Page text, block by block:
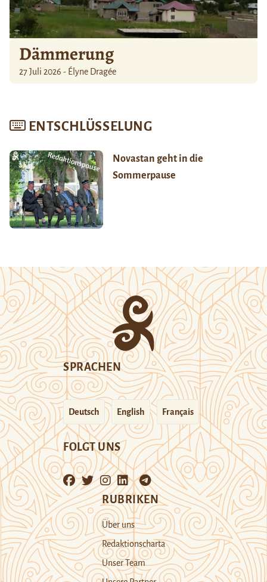
Dämmerung
27 Juli 2026 - Élyne Dragée
ENTSCHLÜSSELUNG
Novastan geht in die
Sommerpause
SPRACHEN
Deutsch English Français
FOLGT UNS
RUBRIKEN
Über uns
Redaktionscharta
Unser Team